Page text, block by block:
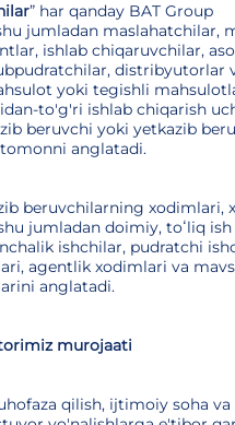
” har qanday BAT Group
jumladan maslahatchilar,
ishlab chiqaruvchilar,
distribyutorlar
yoki tegishli
to'g'ri ishlab chiqarish
beruvchi yoki yetkazib
anglatadi.
beruvchilarning xodimlari,
jumladan doimiy, toʻliq ish
ishchilar, pudratchi
agentlik xodimlari va
anglatadi.
murojaati
qilish, ijtimoiy soha va